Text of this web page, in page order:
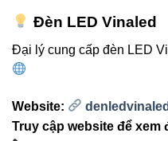
32W được
kế nội – ngoại
Ánh sáng trung
hiển thị màu sắc
Đèn LED Vinaled
Đại lý cung cấp đèn LED
Website:
Truy cập website để xem